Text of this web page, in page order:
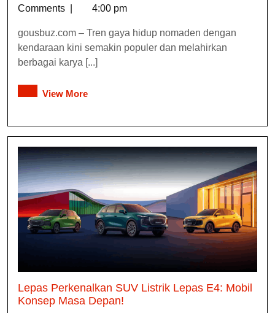
Comments
4:00 pm
gousbuz.com – Tren gaya hidup nomaden dengan
kendaraan kini semakin populer dan melahirkan
berbagai karya [...]
View More
Lepas Perkenalkan SUV Listrik Lepas E4: Mobil
Konsep Masa Depan!